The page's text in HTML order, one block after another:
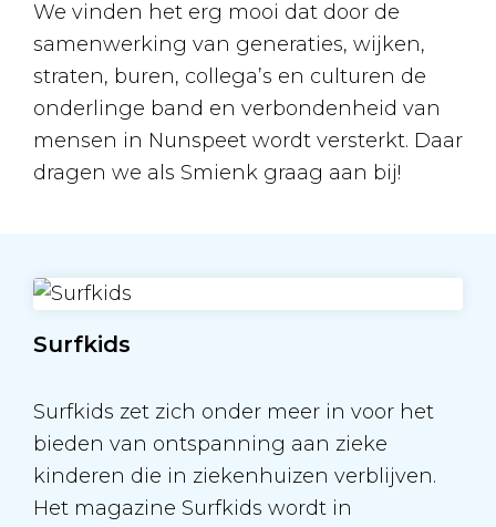
We vinden het erg mooi dat door de
samenwerking van generaties, wijken,
straten, buren, collega’s en culturen de
onderlinge band en verbondenheid van
mensen in Nunspeet wordt versterkt. Daar
dragen we als Smienk graag aan bij!
Surfkids
Surfkids zet zich onder meer in voor het
bieden van ontspanning aan zieke
kinderen die in ziekenhuizen verblijven.
Het magazine Surfkids wordt in